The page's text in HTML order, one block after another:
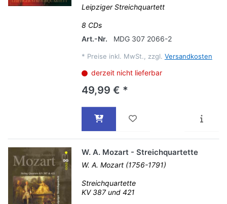
Leipziger Streichquartett
8 CDs
Art.-Nr.
MDG 307 2066-2
* Preise inkl. MwSt., zzgl. Versandkosten
derzeit nicht lieferbar
49,99 € *
W. A. Mozart - Streichquartette
W. A. Mozart (1756-1791)
Streichquartette
KV 387 und 421